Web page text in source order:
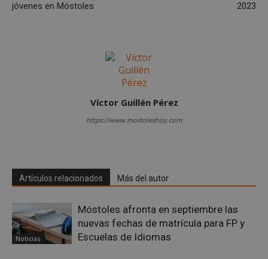
jóvenes en Móstoles
2023
Víctor Guillén Pérez
https://www.mostoleshoy.com
Artículos relacionados Más del autor
Noticias
Móstoles afronta en septiembre las
nuevas fechas de matrícula para FP y
Escuelas de Idiomas
msToken .tiktok.com
1 semana 3